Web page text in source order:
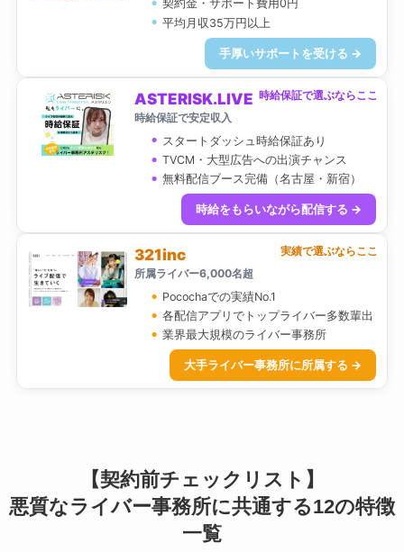
契約金・サポート費用0円
平均月収35万円以上
手厚いサポートを受ける →
時給保証で選ぶならここ
ASTERISK.LIVE
時給保証で安定収入
スタートダッシュ時給保証あり
TVCM・大型広告への出演チャンス
無料配信ブース完備（名古屋・新宿）
時給をもらいながら配信する →
実績で選ぶならここ
321inc
所属ライバー6,000名超
Pocochaでの実績No.1
各配信アプリでトップライバー多数輩出
業界最大規模のライバー事務所
大手ライバー事務所に所属する →
【契約前チェックリスト】
悪質なライバー事務所に共通する12の特徴
一覧